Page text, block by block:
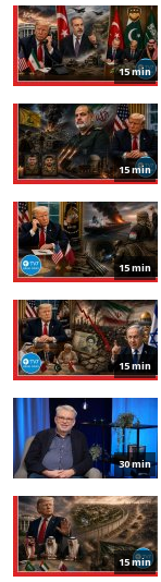
15 min
15 min
15 min
15 min
30 min
15 min